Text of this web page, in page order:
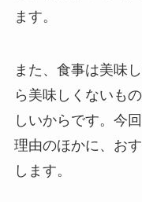
ます。
また、食事は美味
ら美味しくないも
しいからです。今
理由のほかに、お
します。